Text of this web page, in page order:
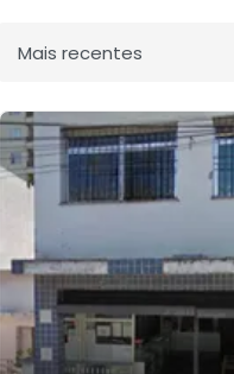
Ordenar por